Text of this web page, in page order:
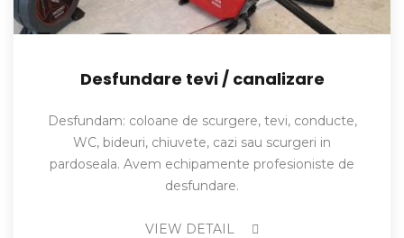
Desfundare tevi / canalizare
Desfundam: coloane de scurgere, tevi, conducte,
WC, bideuri, chiuvete, cazi sau scurgeri in
pardoseala. Avem echipamente profesioniste de
desfundare.
VIEW DETAIL